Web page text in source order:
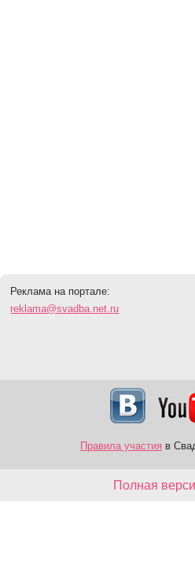
Реклама на портале:
reklama@svadba.net.ru
Правила участия в
Полная